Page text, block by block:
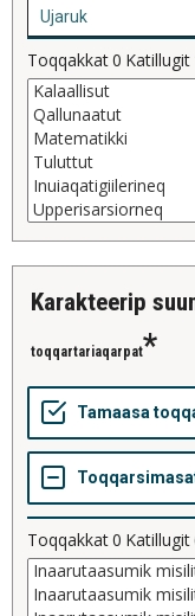
Toqqakkat0 Katillugit
karakteerip
toqqartariaqarpat
Toqqakkat0 Katillugit